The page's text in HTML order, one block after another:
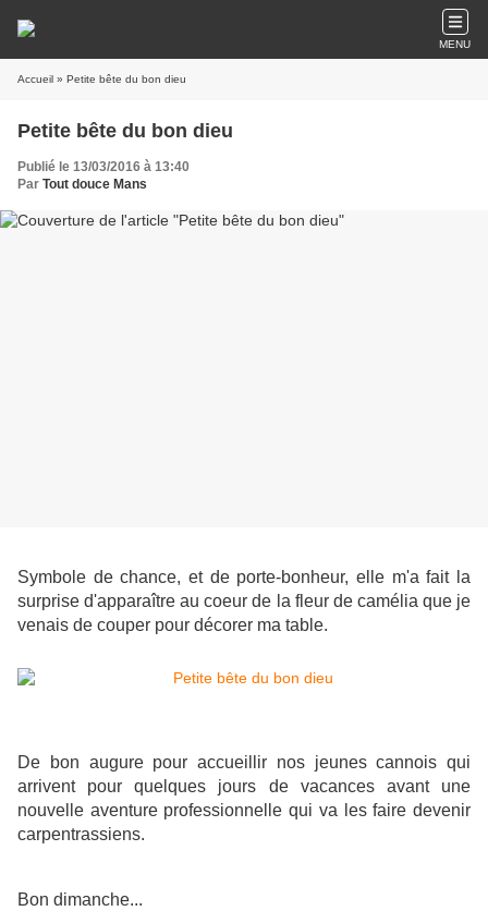
MENU
Accueil » Petite bête du bon dieu
Petite bête du bon dieu
Publié le 13/03/2016 à 13:40
Par Tout douce Mans
Symbole de chance, et de porte-bonheur, elle m'a fait la
surprise d'apparaître au coeur de la fleur de camélia que je
venais de couper pour décorer ma table.
De bon augure pour accueillir nos jeunes cannois qui
arrivent pour quelques jours de vacances avant une
nouvelle aventure professionnelle qui va les faire devenir
carpentrassiens.
Bon dimanche...